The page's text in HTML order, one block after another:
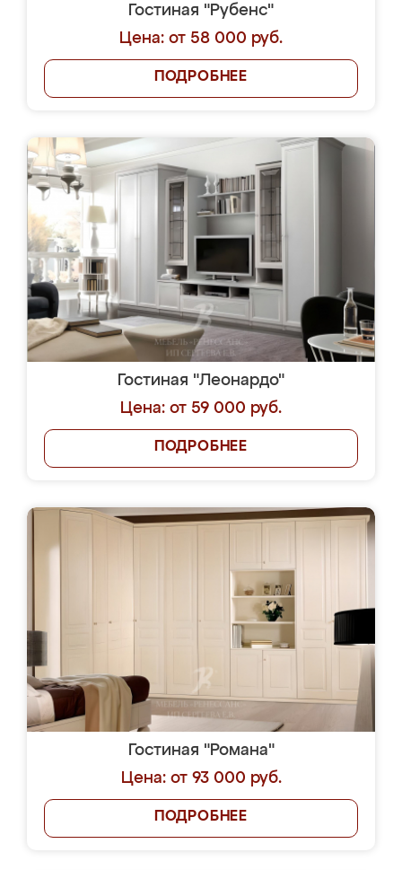
Гостиная "Рубенс"
Цена: от 58 000 руб.
ПОДРОБНЕЕ
Гостиная "Леонардо"
Цена: от 59 000 руб.
ПОДРОБНЕЕ
Гостиная "Романа"
Цена: от 93 000 руб.
ПОДРОБНЕЕ